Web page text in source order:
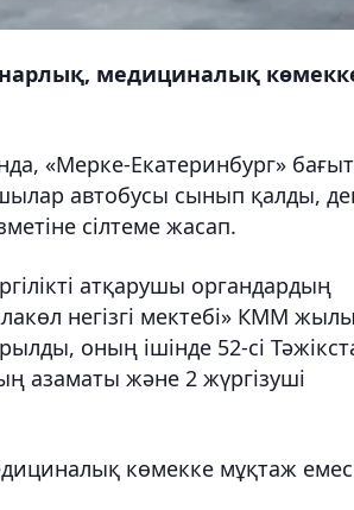
медициналық
«Мерке-Екатеринбург»
автобусы сынып қалды,
сілтеме жасап.
атқарушы органдардың
негізгі мектебі» КММ
оның ішінде 52-сі
азаматы және 2 жүргізуші
көмекке мұқтаж